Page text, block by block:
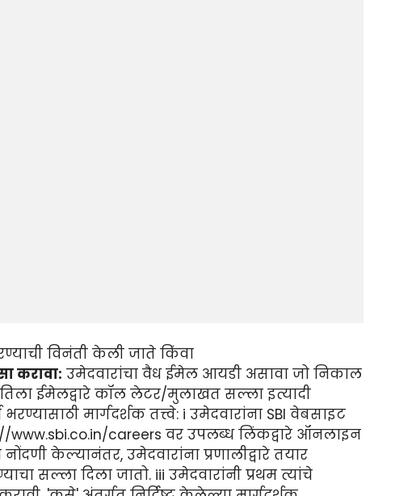
विनंती केली जाते किंवा
करावा: उमेदवारांचा वैध ईमेल आयडी असावा जो निकाल
तिला ईमेलद्वारे कॉल लेटर/मुलाखत सल्ला इत्यादी
मार्गदर्शक तत्त्वे: i उमेदवारांना SBI वेबसाइट
careers वर उपलब्ध लिंकद्वारे ऑनलाइन
केल्यानंतर, उमेदवारांना प्रणालीद्वारे तयार
सल्ला दिला जातो. iii उमेदवारांनी प्रथम त्यांचे